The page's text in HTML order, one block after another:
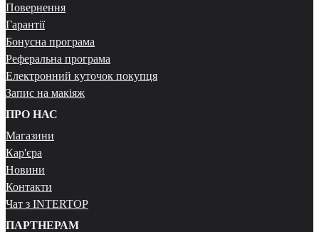
Повернення
Гарантії
Бонусна програма
Реферальна програма
Електронний куточок покупця
Запис на макіяж
ПРО НАС
Магазини
Кар'єра
Новини
Контакти
Чат з INTERTOP
ПАРТНЕРАМ